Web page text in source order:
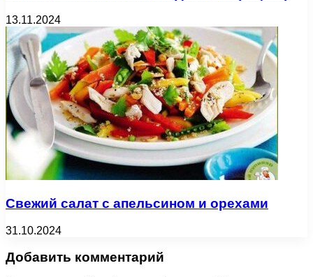
13.11.2024
Свежий салат с апельсином и орехами
31.10.2024
Добавить комментарий